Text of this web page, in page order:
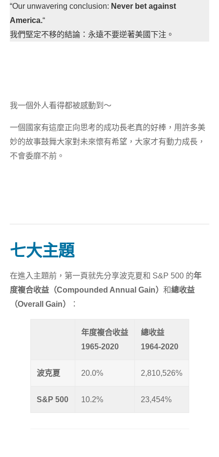
“Our unwavering conclusion: Never bet against
America.“
我們堅定不移的結論：永遠不要逆著美國下注。
我一個外人看得都被感動到～
一個國家有這麼正向思考的成功長老真的好棒，用許多美
妙的故事鼓舞大家對未來懷有希望，大家才有動力成長，
不會委靡不前。
七大主題
在進入主題前，第一頁就先分享波克夏和 S&P 500 的年
度複合收益（Compounded Annual Gain）和總收益
（Overall Gain）
：
年度複合收益
1965-2020
總收益
1964-2020
波克夏 20.0% 2,810,526%
S&P 500 10.2% 23,454%